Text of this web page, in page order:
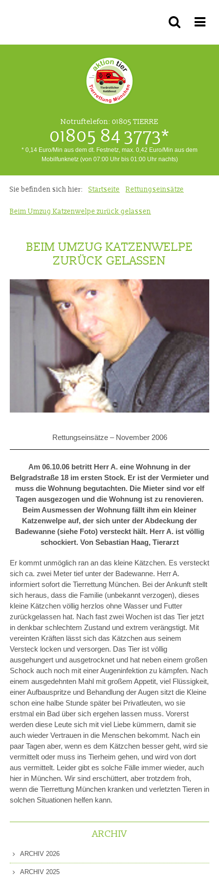
Notruftelefon: 01805 TIERRE
01805 84 3773*
* 0,14 Euro/Min aus dem dt. Festnetz, max. 0,42 Euro/Min aus dem
Mobilfunknetz (von 07:00 Uhr bis 01:00 Uhr nachts)
Sie befinden sich hier: Startseite Rettungseinsätze
Beim Umzug Katzenwelpe zurück gelassen
BEIM UMZUG KATZENWELPE
ZURÜCK GELASSEN
Rettungseinsätze – November 2006
Am 06.10.06 betritt Herr A. eine Wohnung in der
Belgradstraße 18 im ersten Stock. Er ist der Vermieter und
muss die Wohnung begutachten. Die Mieter sind vor elf
Tagen ausgezogen und die Wohnung ist zu renovieren.
Beim Ausmessen der Wohnung fällt ihm ein kleiner
Katzenwelpe auf, der sich unter der Abdeckung der
Badewanne (siehe Foto) versteckt hält. Herr A. ist völlig
schockiert. Von Sebastian Haag, Tierarzt
Er kommt unmöglich ran an das kleine Kätzchen. Es versteckt
sich ca. zwei Meter tief unter der Badewanne. Herr A.
informiert sofort die Tierrettung München. Bei der Ankunft stellt
sich heraus, dass die Familie (unbekannt verzogen), dieses
kleine Kätzchen völlig herzlos ohne Wasser und Futter
zurückgelassen hat. Nach fast zwei Wochen ist das Tier jetzt
in denkbar schlechtem Zustand und extrem verängstigt. Mit
vereinten Kräften lässt sich das Kätzchen aus seinem
Versteck locken und versorgen. Das Tier ist völlig
ausgehungert und ausgetrocknet und hat neben einem großen
Schock auch noch mit einer Augeninfektion zu kämpfen. Nach
einem ausgedehnten Mahl mit großem Appetit, viel Flüssigkeit,
einer Aufbauspritze und Behandlung der Augen sitzt die Kleine
schon eine halbe Stunde später bei Privatleuten, wo sie
erstmal ein Bad über sich ergehen lassen muss. Vorerst
werden diese Leute sich mit viel Liebe kümmern, damit sie
auch wieder Vertrauen in die Menschen bekommt. Nach ein
paar Tagen aber, wenn es dem Kätzchen besser geht, wird sie
vermittelt oder muss ins Tierheim gehen, und wird von dort
aus vermittelt. Leider gibt es solche Fälle immer wieder, auch
hier in München. Wir sind erschüttert, aber trotzdem froh,
wenn die Tierrettung München kranken und verletzten Tieren in
solchen Situationen helfen kann.
ARCHIV
ARCHIV 2026
ARCHIV 2025